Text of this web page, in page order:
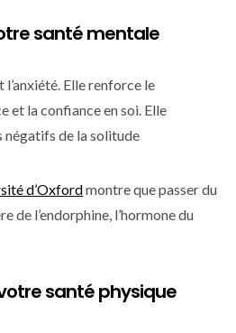
santé mentale
l’anxiété. Elle renforce le
et la confiance en soi. Elle
de la solitude
d’Oxfordmontre que passer du
de l’endorphine, l’hormone du
santé physique